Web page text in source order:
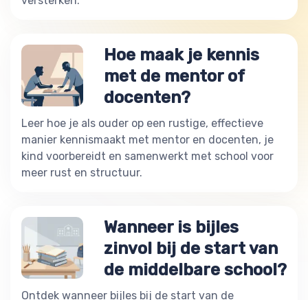
Hoe maak je kennis
met de mentor of
docenten?
Leer hoe je als ouder op een rustige, effectieve
manier kennismaakt met mentor en docenten, je
kind voorbereidt en samenwerkt met school voor
meer rust en structuur.
Wanneer is bijles
zinvol bij de start van
de middelbare school?
Ontdek wanneer bijles bij de start van de